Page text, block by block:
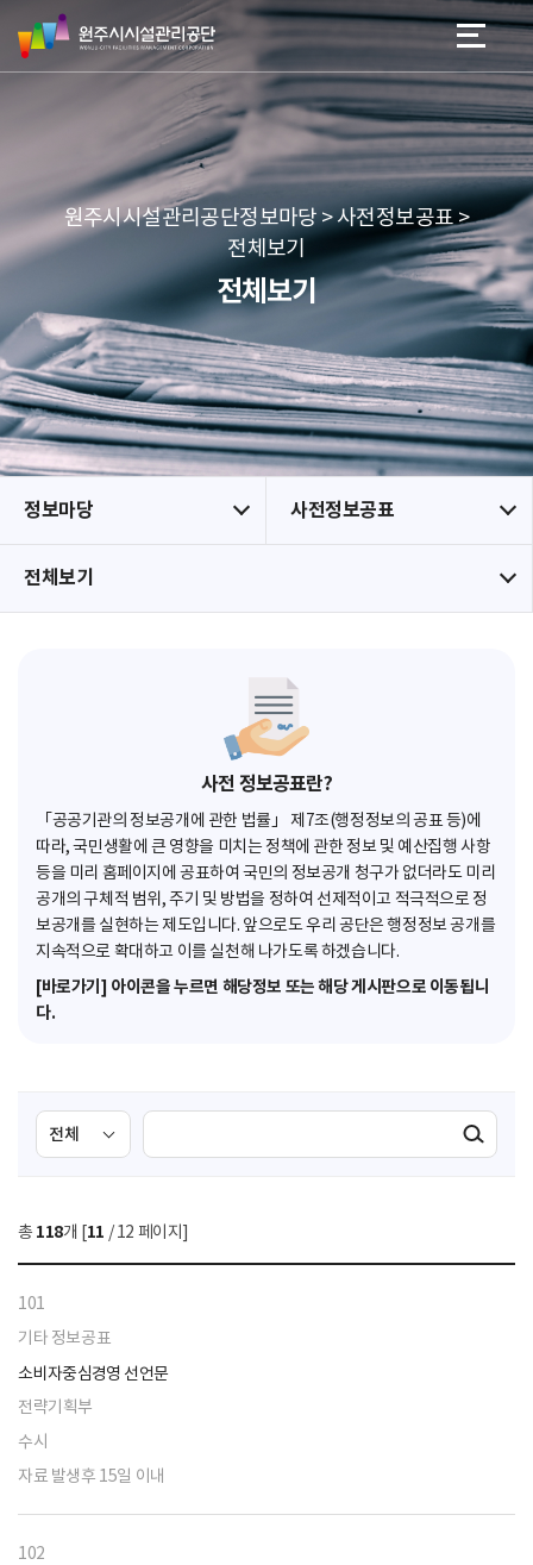
네
본문 바로가기
메뉴 바로가기
원
주
시
리
공
단
원주시시설관리공단정보마당 > 사전정보공표 >
전체보기
전체보기
정보마당 사전정보공표
전체보기
사전 정보공표란?
「공공기관의 정보공개에 관한 법률」 제7조(행정정보의 공표 등)에
따라, 국민생활에 큰 영향을 미치는 정책에 관한 정보 및 예산집행 사항
등을 미리 홈페이지에 공표하여 국민의 정보공개 청구가 없더라도 미리
공개의 구체적 범위, 주기 및 방법을 정하여 선제적이고 적극적으로 정
보공개를 실현하는 제도입니다. 앞으로도 우리 공단은 행정정보 공개를
지속적으로 확대하고 이를 실천해 나가도록 하겠습니다.
[바로가기] 아이콘을 누르면 해당정보 또는 해당 게시판으로 이동됩니
다.
검
색
선
택
색
검색실행
총 118개 [11 / 12 페이지]
101
기타 정보공표
소비자중심경영 선언문
전략기획부
수시
자료 발생후 15일 이내
102